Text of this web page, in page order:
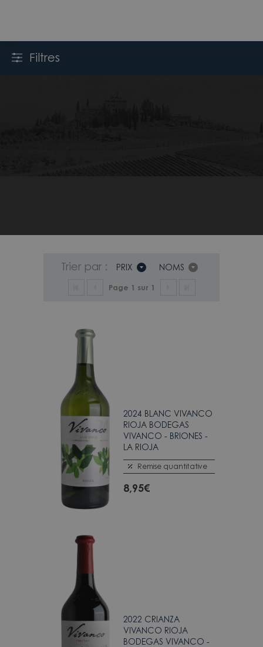
Filtres
Trier par : PRIX NOMS
Page 1 sur 1
2024 BLANC VIVANCO
RIOJA BODEGAS
VIVANCO - BRIONES -
LA RIOJA
Remise quantitative
8,95€
2022 CRIANZA
VIVANCO RIOJA
BODEGAS VIVANCO -